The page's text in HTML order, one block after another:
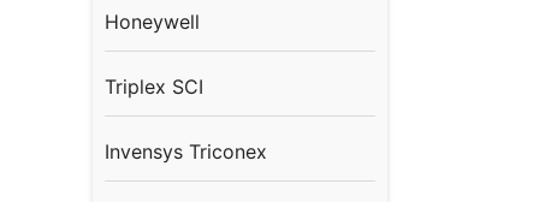
Honeywell
Triplex SCI
Invensys Triconex